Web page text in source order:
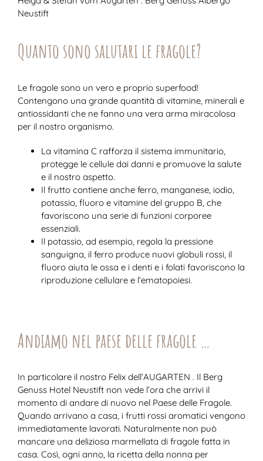
Neustift
Quanto sono salutari le fragole?
Le fragole sono un vero e proprio superfood!
Contengono una grande quantità di vitamine, minerali e
antiossidanti che ne fanno una vera arma miracolosa
per il nostro organismo.
La vitamina C rafforza il sistema immunitario,
protegge le cellule dai danni e promuove la salute
e il nostro aspetto.
Il frutto contiene anche ferro, manganese, iodio,
potassio, fluoro e vitamine del gruppo B, che
favoriscono una serie di funzioni corporee
essenziali.
Il potassio, ad esempio, regola la pressione
sanguigna, il ferro produce nuovi globuli rossi, il
fluoro aiuta le ossa e i denti e i folati favoriscono la
riproduzione cellulare e l’ematopoiesi.
Andiamo nel paese delle fragole …
In particolare il nostro Felix dell’AUGARTEN . Il Berg
Genuss Hotel Neustift non vede l’ora che arrivi il
momento di andare di nuovo nel Paese delle Fragole.
Quando arrivano a casa, i frutti rossi aromatici vengono
immediatamente lavorati. Naturalmente non può
mancare una deliziosa marmellata di fragole fatta in
casa. Così, ogni anno, la ricetta della nonna per